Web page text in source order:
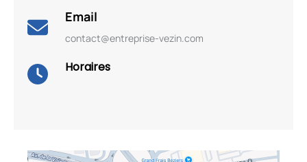
Email
contact@entreprise-vezin.com
Horaires